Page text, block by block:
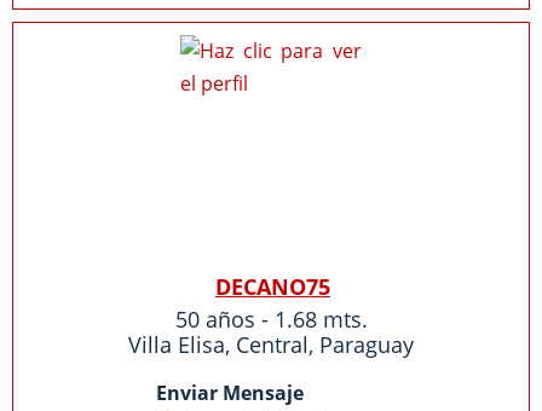
DECANO75
50 años - 1.68 mts.
Villa Elisa, Central, Paraguay
Enviar Mensaje